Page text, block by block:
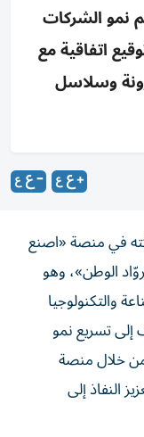
نمو الشركات
اتفاقية مع
وسلاسل
في منصة «اصنع
روّاد الوطن»، وهو
والتكنولوجيا
إلى تسريع نمو
خلال منصة
النفاذ إلى